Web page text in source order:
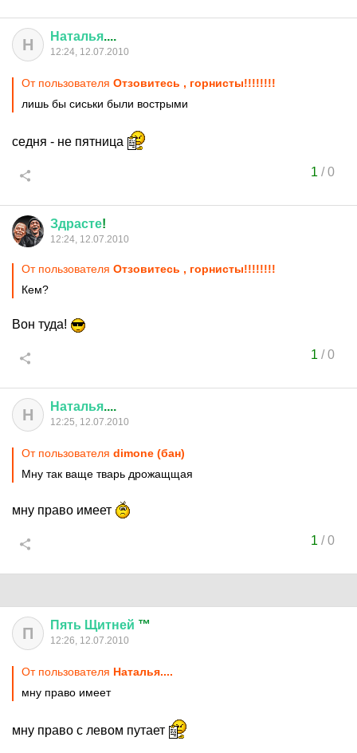
Н Наталья....
12:24, 12.07.2010
От пользователя Отзовитесь , горнисты!!!!!!!!
лишь бы сиськи были вострыми
седня - не пятница
1 /0
Здрасте!
12:24, 12.07.2010
От пользователя Отзовитесь , горнисты!!!!!!!!
Кем?
Вон туда!
1 /0
Н Наталья....
12:25, 12.07.2010
От пользователя dimone (бан)
Мну так ваще тварь дрожащщая
мну право имеет
1 /0
П Пять Щитней ™
12:26, 12.07.2010
От пользователя Наталья....
мну право имеет
мну право с левом путает